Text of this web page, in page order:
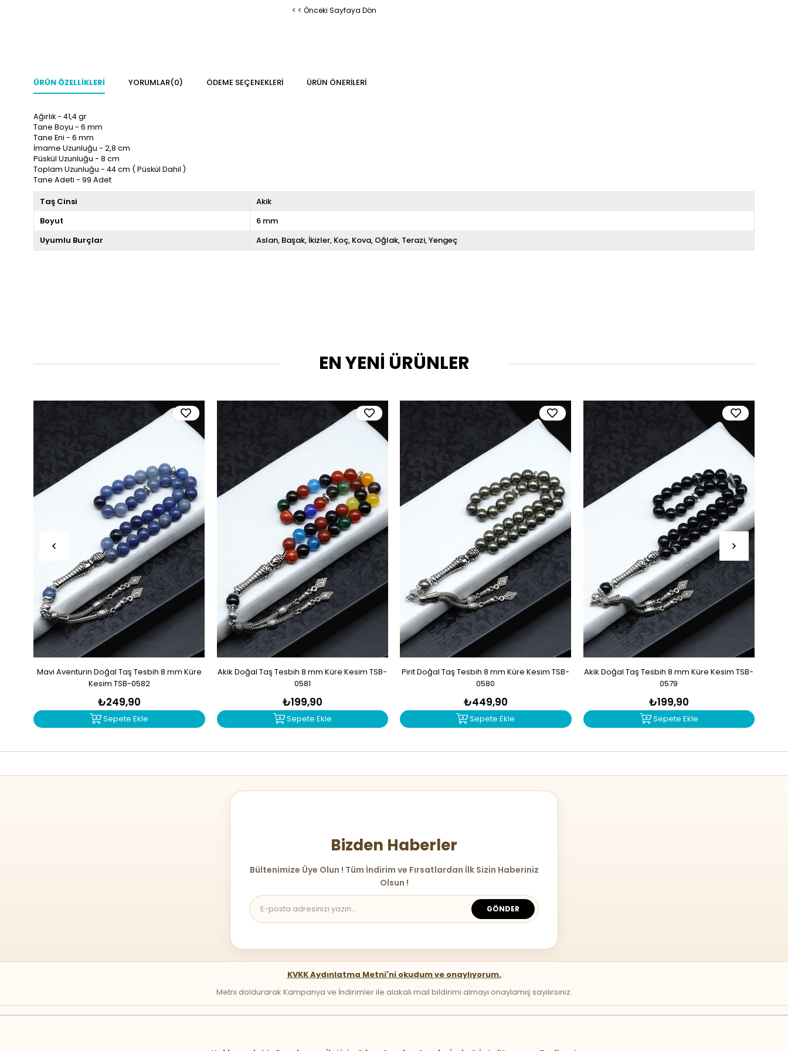
< < Önceki Sayfaya Dön
ÜRÜN ÖZELLIKLERI YORUMLAR(0) ÖDEME SEÇENEKLERI ÜRÜN ÖNERILERI
Ağırlık - 41,4 gr
Tane Boyu - 6 mm
Tane Eni - 6 mm
İmame Uzunluğu - 2,8 cm
Püskül Uzunluğu - 8 cm
Toplam Uzunluğu - 44cm ( Püskül Dahil )
Tane Adeti - 99 Adet
Taş Cinsi
Akik
Boyut
6 mm
Uyumlu Burçlar
Aslan Başak İkizler Koç Kova Oğlak Terazi Yengeç
EN YENİ ÜRÜNLER
Mavi Aventurin Doğal Taş Tesbih 8 mm Küre
Kesim TSB-0582
₺249,90
Sepete Ekle
Akik Doğal Taş Tesbih 8 mm Küre Kesim TSB-
0581
₺199,90
Sepete Ekle
Pirit Doğal Taş Tesbih 8 mm Küre Kesim TSB-
0580
₺449,90
Sepete Ekle
Akik Doğal Taş Tesbih 8 mm Küre Kesim TSB-
0579
₺199,90
Sepete Ekle
Bizden Haberler
Bültenimize Üye Olun ! Tüm İndirim ve Fırsatlardan İlk Sizin Haberiniz
Olsun !
GÖNDER
KVKK Aydınlatma Metni'ni okudum ve onaylıyorum.
Metni doldurarak Kampanya ve İndirimler ile alakalı mail bildirimi almayı onaylamış sayılırsınız.